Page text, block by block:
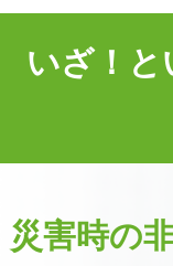
いざ！と
災害時の